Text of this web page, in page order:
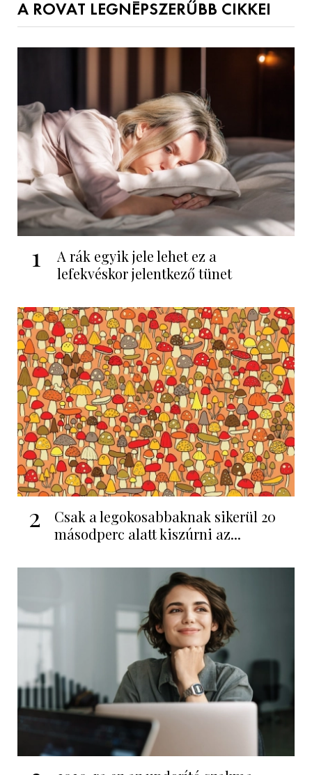
A ROVAT LEGNÉPSZERŰBB CIKKEI
1
A rák egyik jele lehet ez a
lefekvéskor jelentkező tünet
2
Csak a legokosabbaknak sikerül 20
másodperc alatt kiszúrni az...